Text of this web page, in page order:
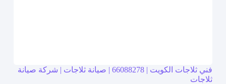
فني ثلاجات الكويت | 66088278 | صيانة ثلاجات | شركة صيانة
ثلاجات